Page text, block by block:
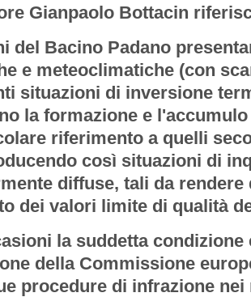
Gianpaolo Bottacin
del Bacino Padano
e meteoclimatiche (con
situazioni di inversione
la formazione e
riferimento a quelli
così situazioni di
diffuse, tali da
dei valori limite di qualità
la suddetta condizione
della Commissione
procedure di infrazione